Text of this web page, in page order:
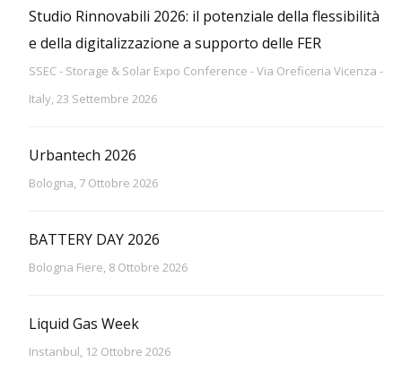
Studio Rinnovabili 2026: il potenziale della flessibilità
e della digitalizzazione a supporto delle FER
SSEC - Storage & Solar Expo Conference - Via Oreficeria Vicenza -
Italy, 23 Settembre 2026
Urbantech 2026
Bologna, 7 Ottobre 2026
BATTERY DAY 2026
Bologna Fiere, 8 Ottobre 2026
Liquid Gas Week
Instanbul, 12 Ottobre 2026